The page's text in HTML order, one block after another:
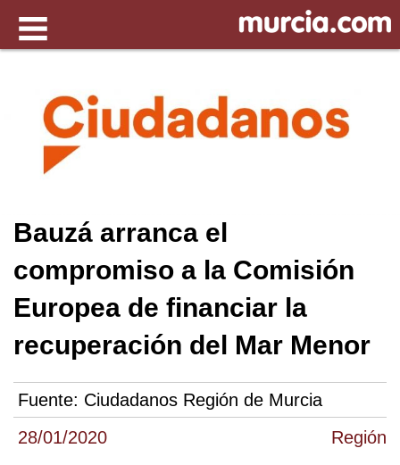
28/01/2020 Región
Bauzá arranca el
compromiso a la Comisión
Europea de financiar la
recuperación del Mar Menor
Fuente: Ciudadanos Región de Murcia